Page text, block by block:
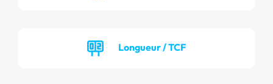
Longueur / TCF